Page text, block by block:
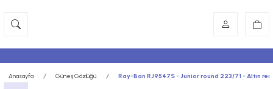
Anasayfa Güneş Gözlüğü Ray-Ban RJ9547S - Junior round 223/71 - Altın